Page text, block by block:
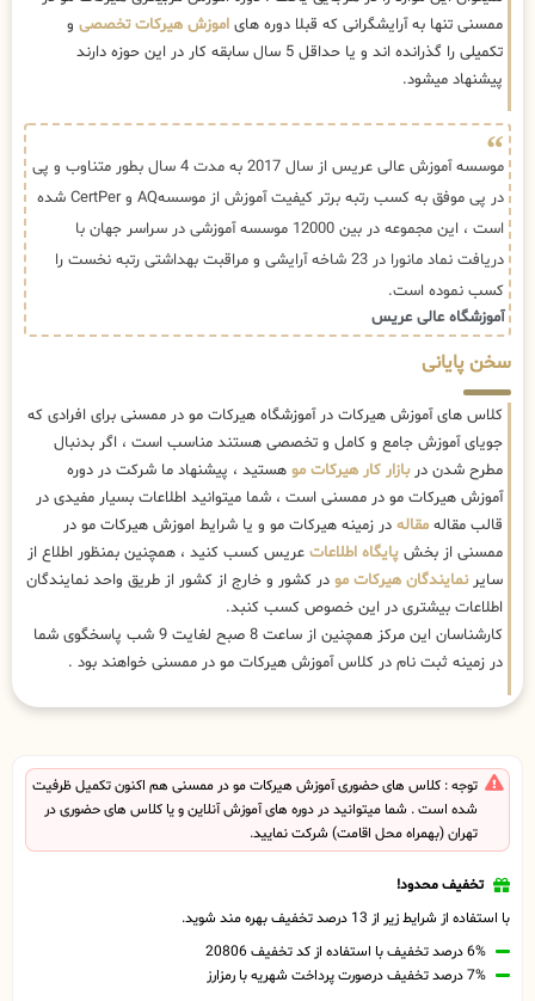
ممسنی تنها به آرایشگرانی که قبلا دوره های اموزش هیرکات تخصصی و
تکمیلی را گذرانده اند و یا حداقل 5 سال سابقه کار در این حوزه دارند
پیشنهاد میشود.
موسسه آموزش عالی عریس از سال 2017 به مدت 4 سال بطور متناوب و پی
در پی موفق به کسب رتبه برتر کیفیت آموزش از موسسهAQ و CertPer شده
است ، این مجموعه در بین 12000 موسسه آموزشی در سراسر جهان با
دریافت نماد مانورا در 23 شاخه آرایشی و مراقبت بهداشتی رتبه نخست را
کسب نموده است.
آموزشگاه عالی عریس
سخن پایانی
کلاس های آموزش هیرکات در آموزشگاه هیرکات مو در ممسنی برای افرادی که
جویای آموزش جامع و کامل و تخصصی هستند مناسب است ، اگر بدنبال
مطرح شدن دربازار کار هیرکات مو هستید ، پیشنهاد ما شرکت در دوره
آموزش هیرکات مو در ممسنی است ، شما میتوانید اطلاعات بسیار مفیدی در
قالب مقاله مقاله در زمینه هیرکات مو و یا شرایط اموزش هیرکات مو در
ممسنی از بخش پایگاه اطلاعات عریس کسب کنید ، همچنین بمنظور اطلاع از
سایرنمایندگان هیرکات مو در کشور و خارج از کشور از طریق واحد نمایندگان
اطلاعات بیشتری در این خصوص کسب کنبد.
کارشناسان این مرکز همچنین از ساعت 8 صبح لغایت 9 شب پاسخگوی شما
در زمینه ثبت نام در کلاس آموزش هیرکات مو در ممسنی خواهند بود .
توجه : کلاس های حضوری آموزش هیرکات مو در ممسنی هم اکنون تکمیل ظرفیت
شده است . شما میتوانید در دوره های آموزش آنلاین و یا کلاس های حضوری در
تهران (بهمراه محل اقامت) شرکت نمایید.
تخفیف محدود!
با استفاده از شرایط زیر از 13 درصد تخفیف بهره مند شوید.
6% درصد تخفیف با استفاده از کد تخفیف 20806
7% درصد تخفیف درصورت پرداخت شهریه با رمزارز